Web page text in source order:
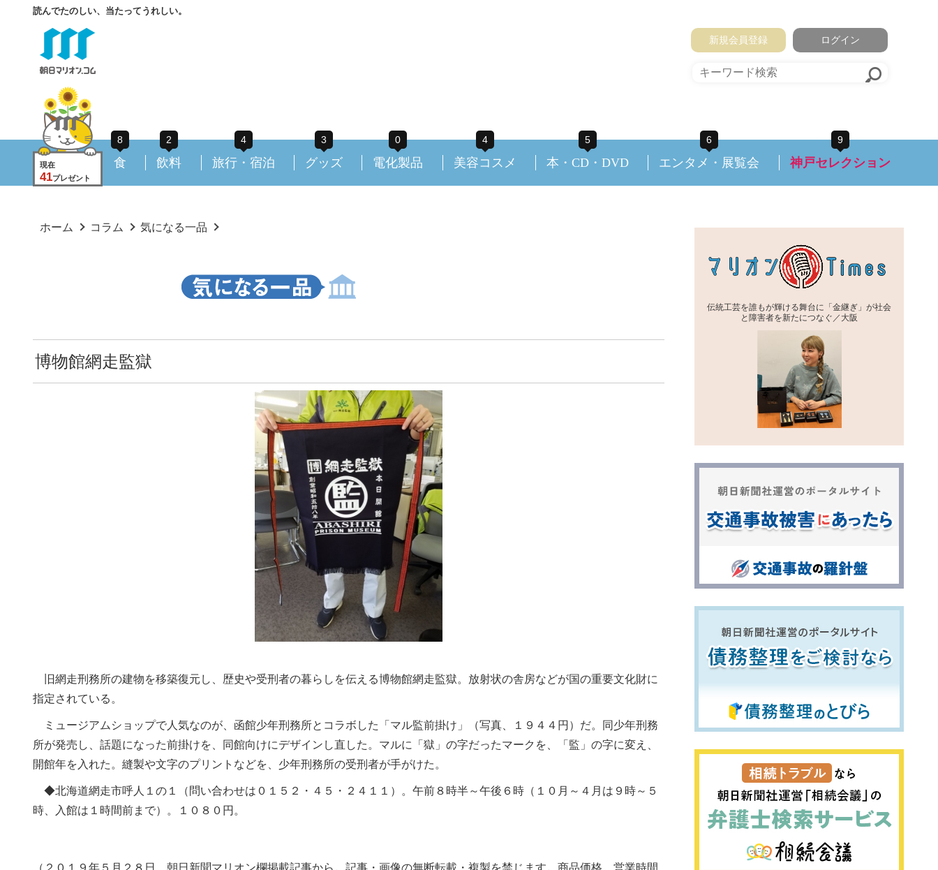
読んでたのしい、当たってうれしい。
新規会員登録 ログイン
現在
41プレゼント
8
食
2
飲料
4
旅行・宿泊
3
グッズ
0
電化製品
4
美容コスメ
5
本・CD・DVD
6
エンタメ・展覧会
9
神戸セレクション
ホーム コラム 気になる一品
博物館網走監獄
旧網走刑務所の建物を移築復元し、歴史や受刑者の暮らしを伝える博物館網走監獄。放射状の舎房などが国の重要文化財に
指定されている。
ミュージアムショップで人気なのが、函館少年刑務所とコラボした「マル監前掛け」（写真、１９４４円）だ。同少年刑務
所が発売し、話題になった前掛けを、同館向けにデザインし直した。マルに「獄」の字だったマークを、「監」の字に変え、
開館年を入れた。縫製や文字のプリントなどを、少年刑務所の受刑者が手がけた。
◆北海道網走市呼人１の１（問い合わせは０１５２・４５・２４１１）。午前８時半～午後６時（１０月～４月は９時～５
時、入館は１時間前まで）。１０８０円。
伝統工芸を誰もが輝ける舞台に「金継ぎ」が社会
と障害者を新たにつなぐ／大阪